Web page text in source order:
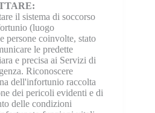
il sistema di soccorso
(luogo
persone coinvolte, stato
le predette
e precisa ai Servizi di
Riconoscere
dell'infortunio raccolta
dei pericoli evidenti e di
delle condizioni